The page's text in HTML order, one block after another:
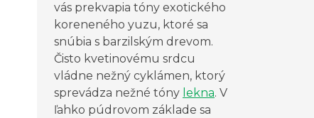
vás prekvapia tóny exotického
koreneného yuzu, ktoré sa
snúbia s barzilským drevom.
Čisto kvetinovému srdcu
vládne nežný cyklámen, ktorý
sprevádza nežné tóny lekna. V
ľahko púdrovom základe sa